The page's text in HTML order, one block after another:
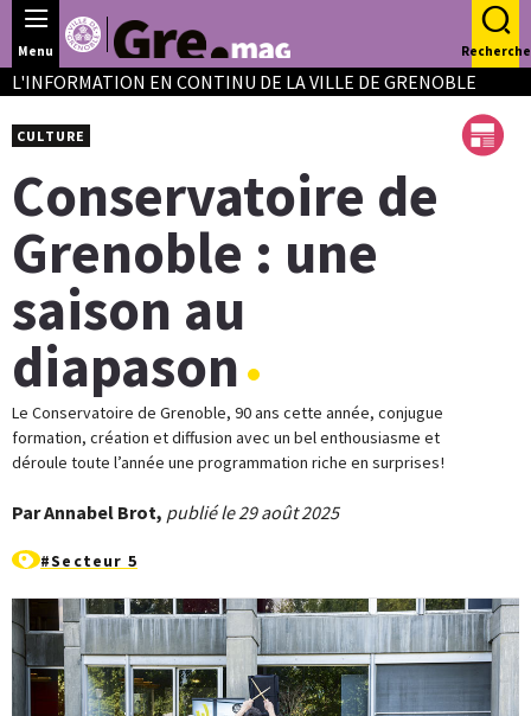
Panneau de gestion des cookies
Menu Recherche
L'INFORMATION EN CONTINU DE LA VILLE DE GRENOBLE
Conservatoire de
Grenoble : une
saison au
diapason
Le Conservatoire de Grenoble, 90 ans cette année, conjugue
formation, création et diffusion avec un bel enthousiasme et
déroule toute l’année une programmation riche en surprises !
CULTURE
Par Annabel Brot, publié le 29 août 2025
#Secteur 5